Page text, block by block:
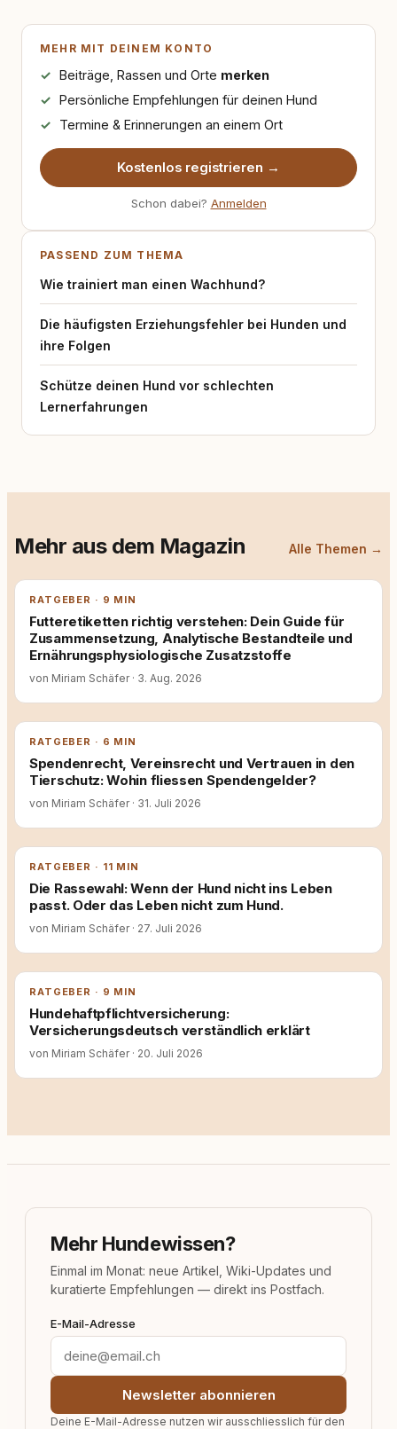
MEHR MIT DEINEM KONTO
Beiträge, Rassen und Orte merken
Persönliche Empfehlungen für deinen Hund
Termine & Erinnerungen an einem Ort
Kostenlos registrieren →
Schon dabei? Anmelden
PASSEND ZUM THEMA
Wie trainiert man einen Wachhund?
Die häufigsten Erziehungsfehler bei Hunden und
ihre Folgen
Schütze deinen Hund vor schlechten
Lernerfahrungen
Mehr aus dem Magazin Alle Themen →
RATGEBER · 9 MIN
Futteretiketten richtig verstehen: Dein Guide für
Zusammensetzung, Analytische Bestandteile und
Ernährungsphysiologische Zusatzstoffe
von Miriam Schäfer · 3. Aug. 2026
RATGEBER · 6 MIN
Spendenrecht, Vereinsrecht und Vertrauen in den
Tierschutz: Wohin fliessen Spendengelder?
von Miriam Schäfer · 31. Juli 2026
RATGEBER · 11 MIN
Die Rassewahl: Wenn der Hund nicht ins Leben
passt. Oder das Leben nicht zum Hund.
von Miriam Schäfer · 27. Juli 2026
RATGEBER · 9 MIN
Hundehaftpflichtversicherung:
Versicherungsdeutsch verständlich erklärt
von Miriam Schäfer · 20. Juli 2026
Mehr Hundewissen?
Einmal im Monat: neue Artikel, Wiki-Updates und
kuratierte Empfehlungen — direkt ins Postfach.
E-Mail-Adresse
Newsletter abonnieren
Deine E-Mail-Adresse nutzen wir ausschliesslich für den